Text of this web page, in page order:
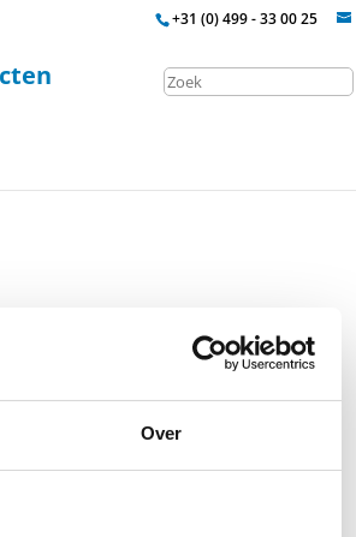
Over
+31 (0) 499 - 33 00 25